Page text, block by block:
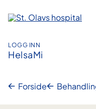
innhold
LOGG INN
HelsaMi
Forside